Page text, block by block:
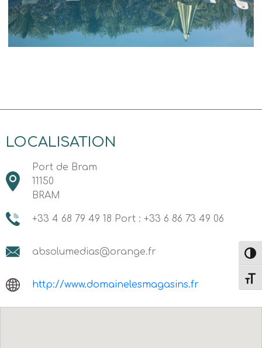
LOCALISATION
Port de Bram
11150
BRAM
+33 4 68 79 49 18 Port : +33 6 86 73 49 06
absolumedias@orange.fr
http://www.domainelesmagasins.fr